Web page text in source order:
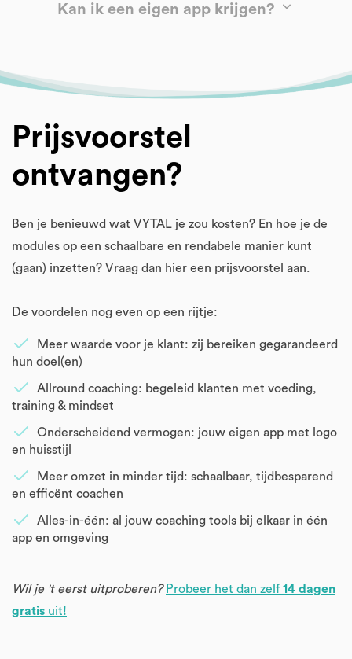
Let’s get VYTAL!
voedingsmodule
administratie module
*Let op:
Aan de slag
Kan ik een eigen app krijgen?
Prijsvoorstel
ontvangen?
Ben je benieuwd wat VYTAL je zou kosten? En hoe je de
modules op een schaalbare en rendabele manier kunt
(gaan) inzetten? Vraag dan hier een prijsvoorstel aan.
De voordelen nog even op een rijtje:
Meer waarde voor je klant: zij bereiken gegarandeerd
hun doel(en)
Allround coaching: begeleid klanten met voeding,
training & mindset
Onderscheidend vermogen: jouw eigen app met logo
en huisstijl
​​​​​​Meer omzet in minder tijd: schaalbaar, tijdbesparend
en efficënt coachen
Alles-in-één: al jouw coaching tools bij elkaar in één
app en omgeving
Wil je 't eerst uitproberen? Probeer het dan zelf14 dagen
gratis uit!